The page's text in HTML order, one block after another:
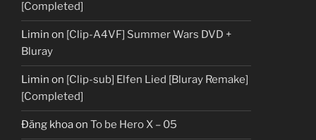
[Completed]
Limin on [Clip-A4VF] Summer Wars DVD +
Bluray
Limin on [Clip-sub] Elfen Lied [Bluray Remake]
[Completed]
Đăng khoaon To be Hero X – 05